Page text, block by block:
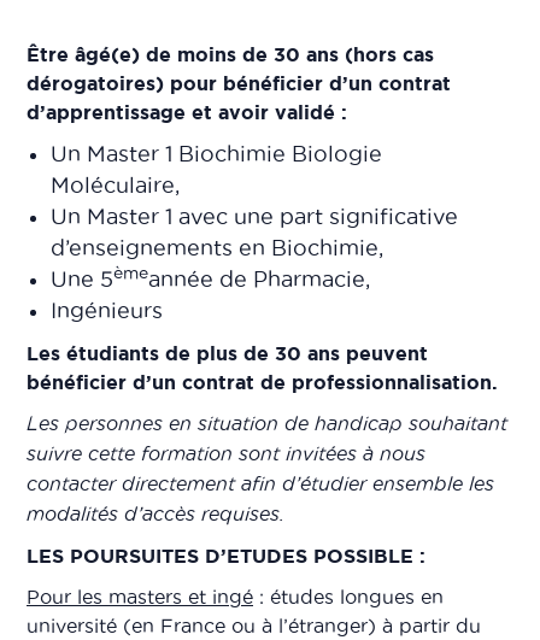
Être âgé(e) de moins de 30 ans (hors cas
dérogatoires) pour bénéficier d’un contrat
d’apprentissage et avoir validé :
Un Master 1 Biochimie Biologie
Moléculaire,
Un Master 1 avec une part significative
d’enseignements en Biochimie,
Une 5èmeannée de Pharmacie,
Ingénieurs
Les étudiants de plus de 30 ans peuvent
bénéficier d’un contrat de professionnalisation.
Les personnes en situation de handicap souhaitant
suivre cette formation sont invitées à nous
contacter directement afin d’étudier ensemble les
modalités d’accès requises.
LES POURSUITES D’ETUDES POSSIBLE :
Pour les masters et ingé : études longues en
université (en France ou à l’étranger) à partir du